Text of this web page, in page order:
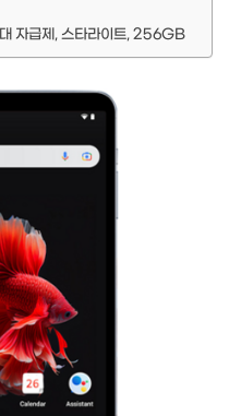
자급제, 스타라이트, 256GB